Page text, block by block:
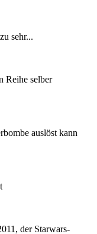
sehr...
Reihe selber
auslöst kann
der Starwars-